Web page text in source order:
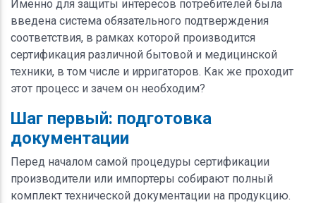
Именно для защиты интересов потребителей была
введена система обязательного подтверждения
соответствия, в рамках которой производится
сертификация различной бытовой и медицинской
техники, в том числе и ирригаторов. Как же проходит
этот процесс и зачем он необходим?
Шаг первый: подготовка
документации
Перед началом самой процедуры сертификации
производители или импортеры собирают полный
комплект технической документации на продукцию.